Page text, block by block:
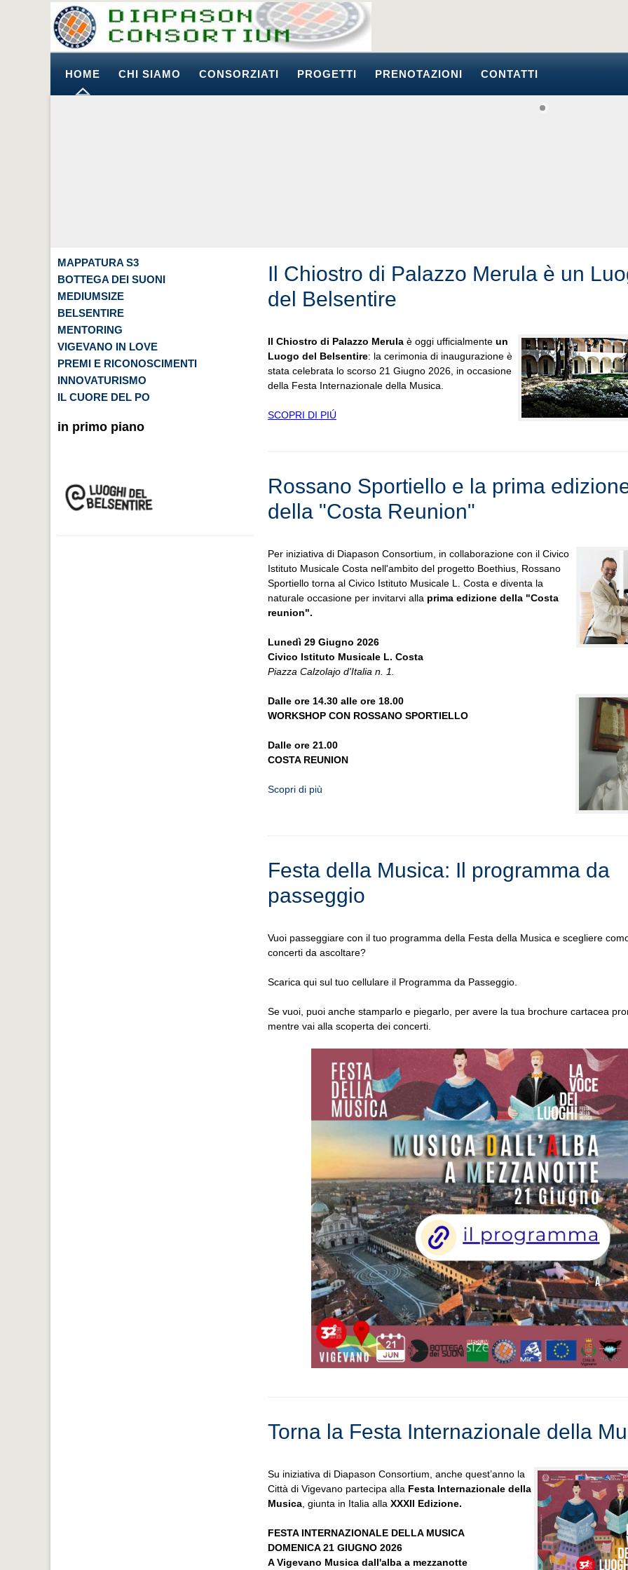
HOME CHI SIAMO CONSORZIATI PROGETTI PRENOTAZIONI CONTATTI
MAPPATURA S3
BOTTEGA DEI SUONI
MEDIUMSIZE
BELSENTIRE
MENTORING
VIGEVANO IN LOVE
PREMI E RICONOSCIMENTI
INNOVATURISMO
IL CUORE DEL PO
in primo piano
Il Chiostro di Palazzo Merula è un
del Belsentire
Il Chiostro di Palazzo Merula è oggi ufficialmente un
Luogo del Belsentire: la cerimonia di inaugurazione è
stata celebrata lo scorso 21 Giugno 2026, in occasione
della Festa Internazionale della Musica.
SCOPRI DI PIÚ
Rossano Sportiello e la prima
della "Costa Reunion"
Per iniziativa di Diapason Consortium, in collaborazione con il Civico
Istituto Musicale Costa nell'ambito del progetto Boethius, Rossano
Sportiello torna al Civico Istituto Musicale L. Costa e diventa la
naturale occasione per invitarvi alla prima edizione della "Costa
reunion".
Lunedì 29 Giugno 2026
Civico Istituto Musicale L. Costa
Piazza Calzolajo d'Italia n. 1.
Dalle ore 14.30 alle ore 18.00
WORKSHOP CON ROSSANO SPORTIELLO
Dalle ore 21.00
COSTA REUNION
Scopri di più
Festa della Musica: Il programma da
passeggio
Vuoi passeggiare con il tuo programma della Festa della Musica e scegliere
concerti da ascoltare?
Scarica qui sul tuo cellulare il Programma da Passeggio.
Se vuoi, puoi anche stamparlo e piegarlo, per avere la tua brochure cartacea
mentre vai alla scoperta dei concerti.
Torna la Festa Internazionale della
Su iniziativa di Diapason Consortium, anche quest’anno la
Città di Vigevano partecipa alla Festa Internazionale della
Musica , giunta in Italia alla XXXII Edizione.
FESTA INTERNAZIONALE DELLA MUSICA
DOMENICA 21 GIUGNO 2026
A Vigevano Musica dall'alba a mezzanotte